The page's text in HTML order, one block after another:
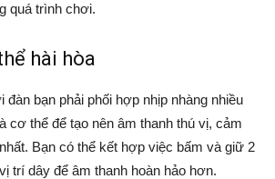
quá trình chơi.
hài hòa
đàn bạn phải phối hợp nhịp nhàng nhiều
cơ thể để tạo nên âm thanh thú vị, cảm
Bạn có thể kết hợp việc bấm và giữ 2
trí dây để âm thanh hoàn hảo hơn.